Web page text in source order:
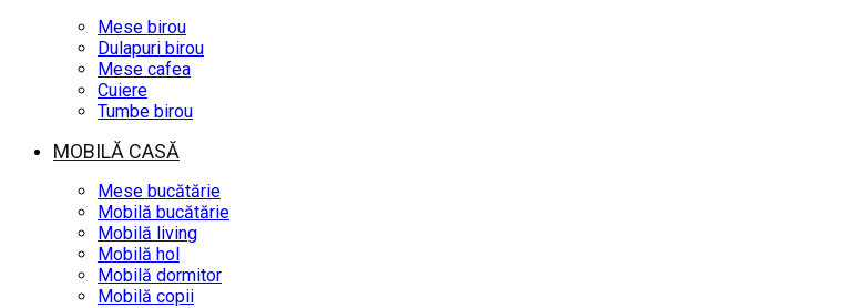
Mese birou
Dulapuri birou
Mese cafea
Cuiere
Tumbe birou
MOBILĂ CASĂ
Mese bucătărie
Mobilă bucătărie
Mobilă living
Mobilă hol
Mobilă dormitor
Mobilă copii